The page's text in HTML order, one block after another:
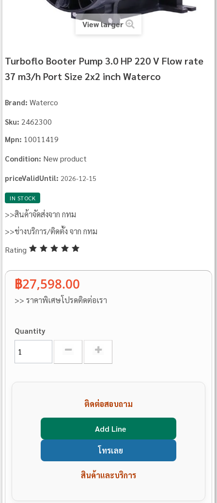
View larger
Turboflo Booter Pump 3.0 HP 220 V Flow rate
37 m3/h Port Size 2x2 inch Waterco
Brand: Waterco
Sku: 2462300
Mpn: 10011419
Condition: New product
priceValidUntil: 2026-12-15
IN STOCK
>>สินค้าจัดส่งจาก กทม
>>ช่างบริการ/ติดตั้ง จาก กทม
Rating
฿27,598.00
>> ราคาพิเศษโปรดติดต่อเรา
Quantity
ติดต่อสอบถาม
Add Line
โทรเลย
สินค้าและบริการ